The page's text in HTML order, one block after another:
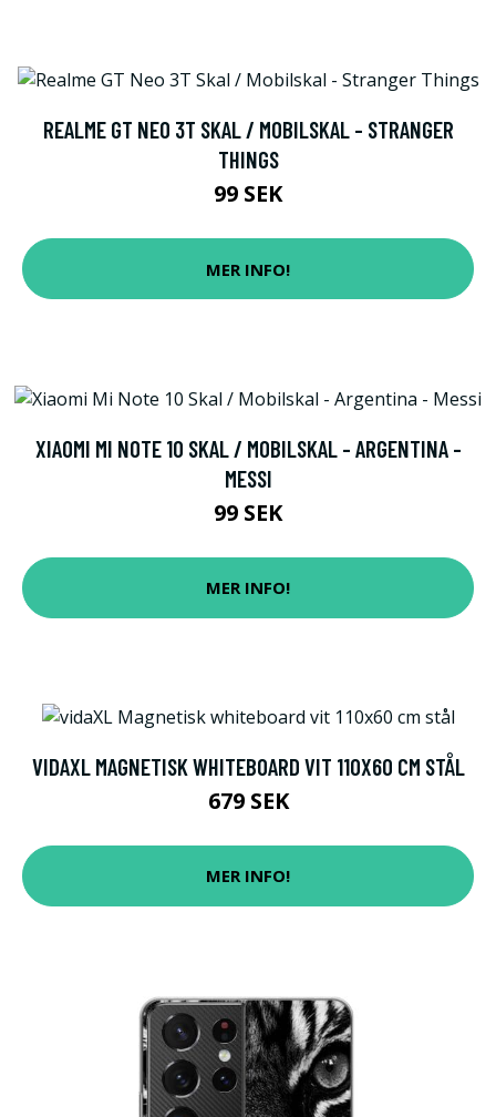
REALME GT NEO 3T SKAL / MOBILSKAL - STRANGER
THINGS
99 SEK
MER INFO!
XIAOMI MI NOTE 10 SKAL / MOBILSKAL - ARGENTINA -
MESSI
99 SEK
MER INFO!
VIDAXL MAGNETISK WHITEBOARD VIT 110X60 CM STÅL
679 SEK
MER INFO!